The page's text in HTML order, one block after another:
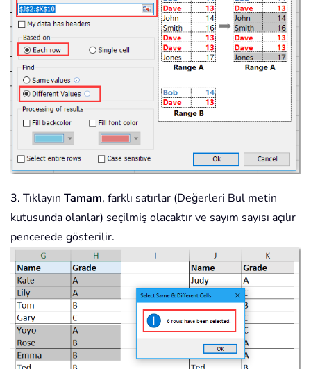
3. Tıklayın Tamam, farklı satırlar (Değerleri Bul metin
kutusunda olanlar) seçilmiş olacaktır ve sayım sayısı açılır
pencerede gösterilir.